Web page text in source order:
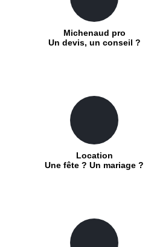
Michenaud pro
Un devis, un conseil ?
Location
Une fête ? Un mariage ?